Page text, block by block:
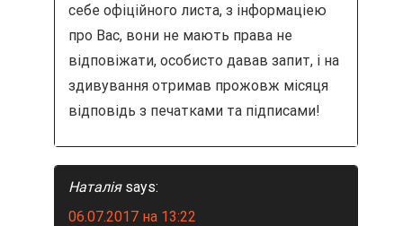
себе офіційного листа, з інформаціею
про Вас, вони не мають права не
відповіжати, особисто давав запит, і на
здивування отримав прожовж місяця
відповідь з печатками та підписами!
Наталія says:
06.07.2017 на 13:22